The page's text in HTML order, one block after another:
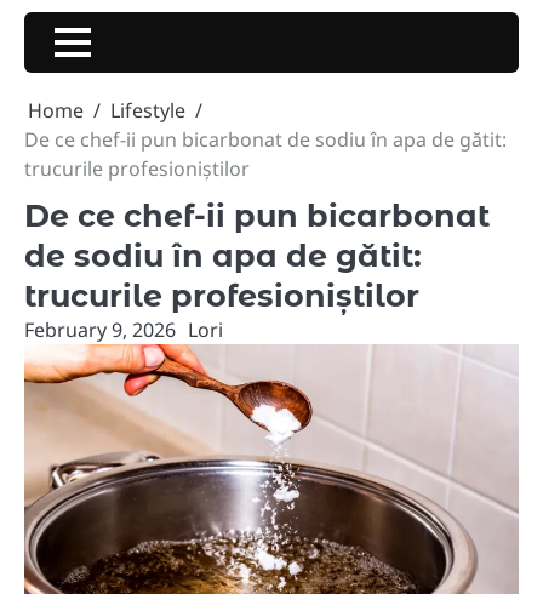
Skip
content
Home
Lifestyle
De ce chef-ii pun bicarbonat de sodiu în apa de gătit:
trucurile profesioniștilor
De ce chef-ii pun bicarbonat
de sodiu în apa de gătit:
trucurile profesioniștilor
February 9, 2026 Lori